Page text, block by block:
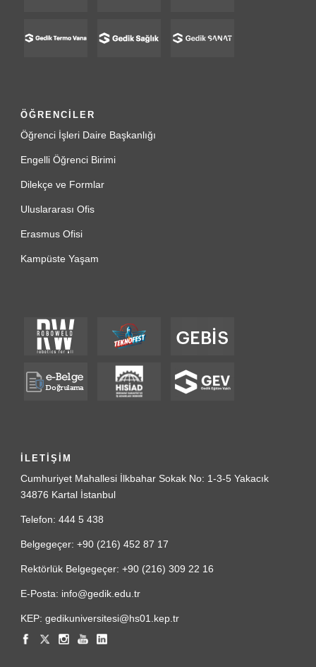
ÖĞRENCİLER
Öğrenci İşleri Daire Başkanlığı
Engelli Öğrenci Birimi
Dilekçe ve Formlar
Uluslararası Ofis
Erasmus Ofisi
Kampüste Yaşam
İLETİŞİM
Cumhuriyet Mahallesi İlkbahar Sokak No: 1-3-5 Yakacık
34876 Kartal İstanbul
Telefon: 444 5 438
Belgegeçer: +90 (216) 452 87 17
Rektörlük Belgegeçer: +90 (216) 309 22 16
E-Posta: info@gedik.edu.tr
KEP: gedikuniversitesi@hs01.kep.tr